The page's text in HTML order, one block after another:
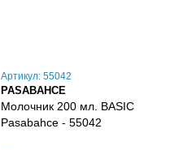
Артикул: 55042
PASABAHCE
Молочник 200 мл. BASIC
Pasabahce - 55042